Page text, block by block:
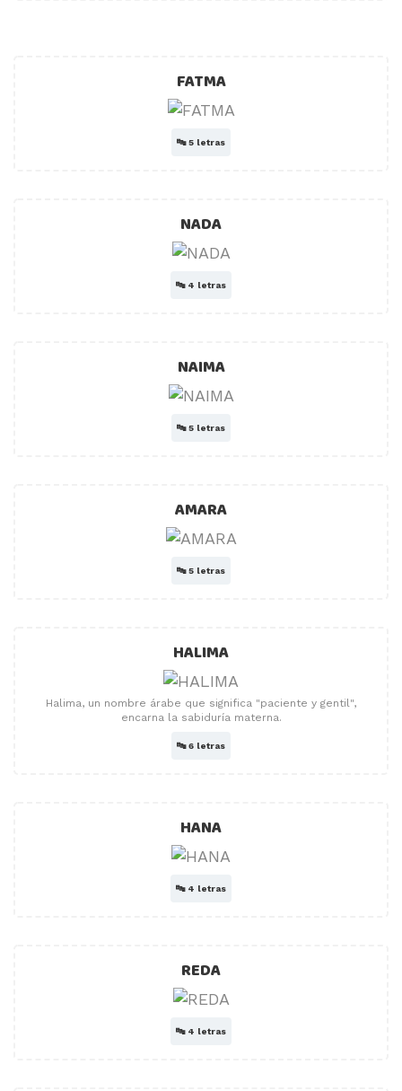
FATMA
🔤5 letras
NADA
🔤 4 letras
NAIMA
🔤5 letras
AMARA
🔤5 letras
HALIMA
Halima, un nombre árabe que significa "paciente y gentil",
encarna la sabiduría materna.
🔤6 letras
HANA
🔤 4 letras
REDA
🔤 4 letras